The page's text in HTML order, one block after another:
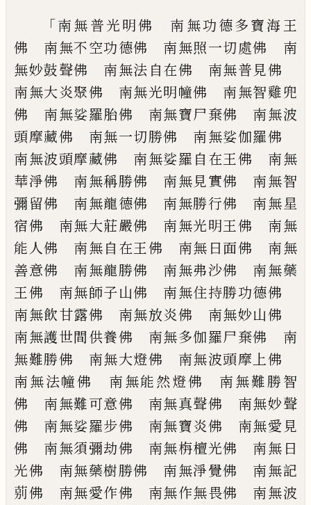
「南無普光明佛 南無功德多寶海王
佛 南無不空功德佛 南無照一切處佛 南
無妙鼓聲佛 南無法自在佛 南無普見佛
南無大炎聚佛 南無光明幢佛 南無智雞兜
佛 南無娑羅胎佛 南無寶尸棄佛 南無波
頭摩藏佛 南無一切勝佛 南無娑伽羅佛
南無波頭摩藏佛 南無娑羅自在王佛 南無
華淨佛 南無稱勝佛 南無見實佛
南無智
彌留佛 南無龍德佛 南無勝行佛
南無星
宿佛 南無大莊嚴佛 南無光明王佛 南無
能人佛 南無自在王佛 南無日面佛 南無
善意佛 南無龍勝佛 南無弗沙佛 南無藥
王佛 南無師子山佛 南無住持勝功德佛
南無飲甘露佛 南無放炎佛 南無妙山佛
南無護世間供養佛 南無多伽羅尸棄佛 南
無難勝佛 南無大燈佛 南無波頭摩上佛
南無法幢佛 南無能然燈佛 南無難勝智
佛 南無難可意佛 南無真聲佛 南無妙聲
佛 南無娑羅步佛 南無寶炎佛 南無愛見
佛 南無須彌劫佛 南無栴檀光佛 南無日
光佛 南無藥樹勝佛 南無淨覺佛 南無記
莂佛 南無愛作佛 南無作無畏佛 南無波